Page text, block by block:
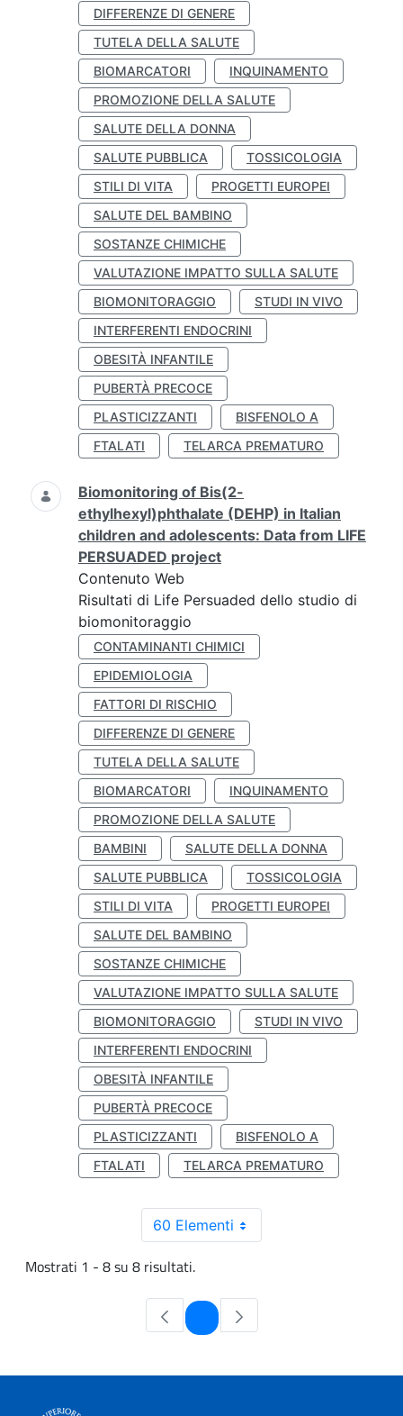
DIFFERENZE DI GENERE
TUTELA DELLA SALUTE
BIOMARCATORI
INQUINAMENTO
PROMOZIONE DELLA SALUTE
SALUTE DELLA DONNA
SALUTE PUBBLICA
TOSSICOLOGIA
STILI DI VITA
PROGETTI EUROPEI
SALUTE DEL BAMBINO
SOSTANZE CHIMICHE
VALUTAZIONE IMPATTO SULLA SALUTE
BIOMONITORAGGIO
STUDI IN VIVO
INTERFERENTI ENDOCRINI
OBESITÀ INFANTILE
PUBERTÀ PRECOCE
PLASTICIZZANTI
BISFENOLO A
FTALATI
TELARCA PREMATURO
Biomonitoring of Bis(2-
ethylhexyl)phthalate (DEHP) in Italian
children and adolescents: Data from LIFE
PERSUADED project
Contenuto Web
Risultati di Life Persuaded dello studio di
biomonitoraggio
CONTAMINANTI CHIMICI
EPIDEMIOLOGIA
FATTORI DI RISCHIO
DIFFERENZE DI GENERE
TUTELA DELLA SALUTE
BIOMARCATORI
INQUINAMENTO
PROMOZIONE DELLA SALUTE
BAMBINI
SALUTE DELLA DONNA
SALUTE PUBBLICA
TOSSICOLOGIA
STILI DI VITA
PROGETTI EUROPEI
SALUTE DEL BAMBINO
SOSTANZE CHIMICHE
VALUTAZIONE IMPATTO SULLA SALUTE
BIOMONITORAGGIO
STUDI IN VIVO
INTERFERENTI ENDOCRINI
OBESITÀ INFANTILE
PUBERTÀ PRECOCE
PLASTICIZZANTI
BISFENOLO A
FTALATI
TELARCA PREMATURO
60 Elementi
Mostrati 1 - 8 su 8 risultati.
Pagina